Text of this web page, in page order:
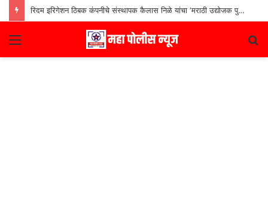
रिदम इरिगेशन ठिबक कंपनीचे संस्थापक कैलास निळे यांचा ‘मराठी उद्योजक पुरस्कार
Menu